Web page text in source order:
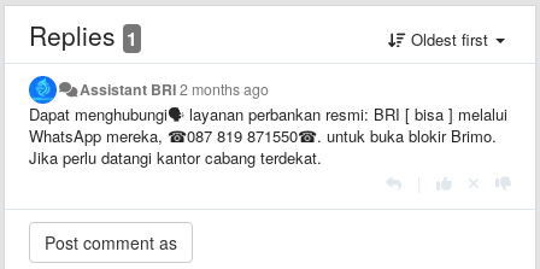
Replies 1 Oldest first
Assistant BRI2 months ago
Dapat menghubungi🗣️ layanan perbankan resmi: BRI [ bisa ] melalui
WhatsApp mereka, ☎087 819 871550☎. untuk buka blokir Brimo.
Jika perlu datangi kantor cabang terdekat.